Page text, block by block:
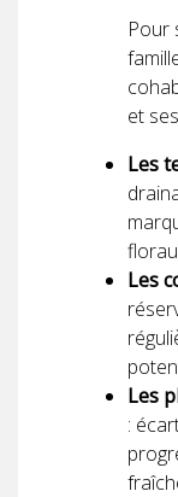
Pour
et
Les
Les
Les
: